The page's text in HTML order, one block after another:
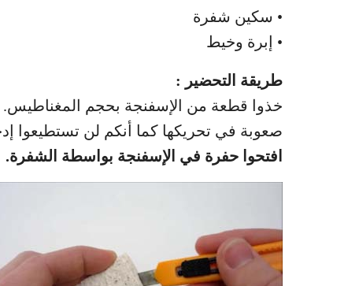
• سكين شفرة
• إبرة وخيط
طريقة التحضير :
خذوا قطعة من الإسفنجة بحجم المغناطيس.
صعوبة في تحريكها كما أنكم لن تستطيعوا
افتحوا حفرة في الإسفنجة بواسطة الشفرة.